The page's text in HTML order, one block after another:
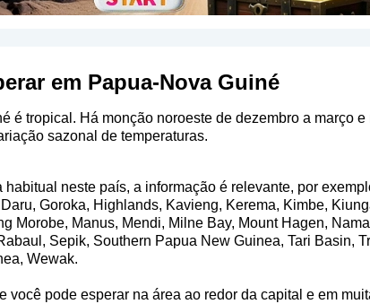
em Papua-Nova Guiné
é tropical. Há monção noroeste de dezembro a março
sazonal de temperaturas.
neste país, a informação é relevante, por
Goroka, Highlands, Kavieng, Kerema, Kimbe,
Morobe, Manus, Mendi, Milne Bay, Mount Hagen,
Sepik, Southern Papua New Guinea, Tari Basin,
Wewak.
você pode esperar na área ao redor da capital e em